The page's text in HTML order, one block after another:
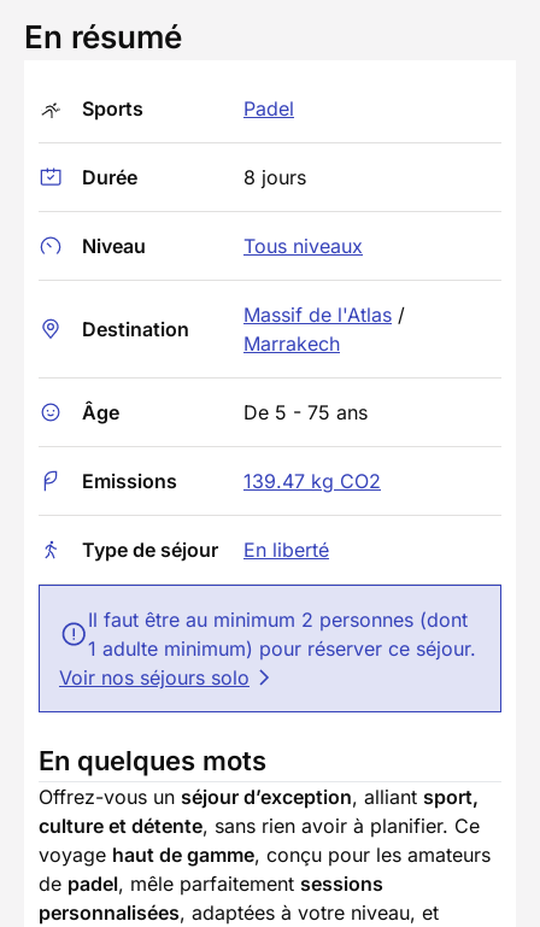
En résumé
Sports Padel
Durée 8 jours
Niveau Tous niveaux
Destination
Massif de l'Atlas /
Marrakech
Âge De 5 - 75 ans
Emissions 139.47 kg CO2
Type de séjour En liberté
Il faut être au minimum 2 personnes (dont
1 adulte minimum) pour réserver ce séjour.
Voir nos séjours solo
En quelques mots
Offrez-vous un séjour d’exception, alliant sport,
culture et détente, sans rien avoir à planifier. Ce
voyage haut de gamme, conçu pour les amateurs
de padel, mêle parfaitement sessions
personnalisées, adaptées à votre niveau, et